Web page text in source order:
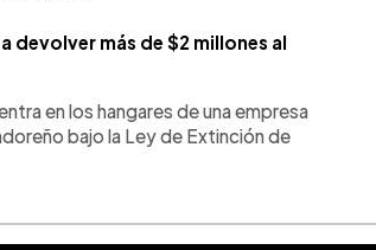
devolver más de $2 millones al
en los hangares de una empresa
bajo la Ley de Extinción de